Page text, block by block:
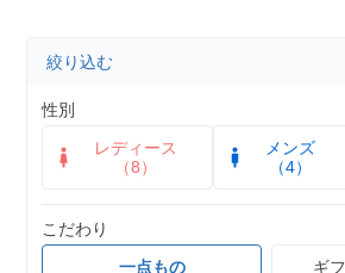
絞り込む
性別
レディース
（8）
メンズ
（4）
こだわり
一点もの
ギ